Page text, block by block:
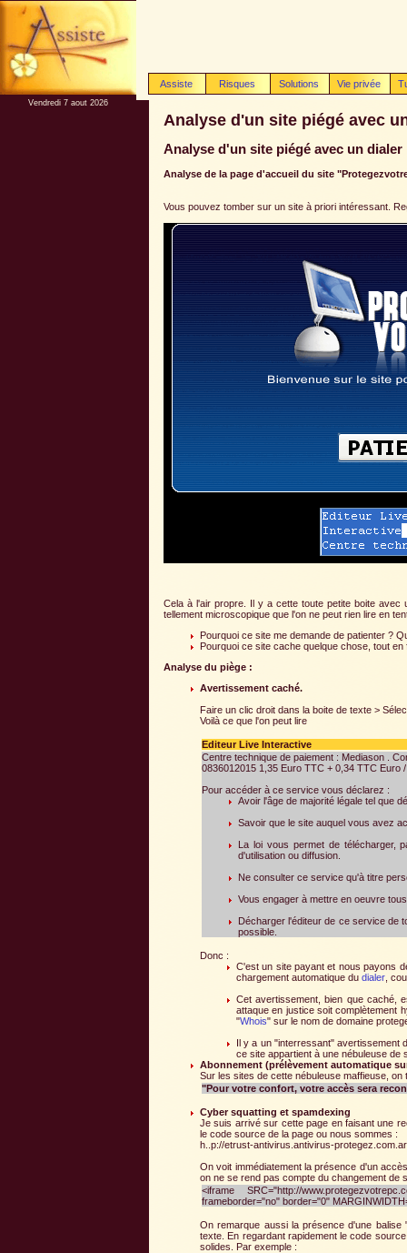
Assiste Risques Solutions Vie privée
Vendredi 7 aout 2026
Analyse d'un site piégé avec
Analyse d'un site piégé avec un
Analyse de la page d'accueil du site
Vous pouvez tomber sur un site à priori intéressant.
Cela à l'air propre. Il y a cette toute petite boite
tellement microscopique que l'on ne peut rien lire en
Pourquoi ce site me demande de patienter ?
Pourquoi ce site cache quelque chose, tout
Analyse du piège :
Avertissement caché.
Faire un clic droit dans la boite de texte >
Voilà ce que l'on peut lire
Editeur Live Interactive
Centre technique de paiement : Mediason .
0836012015 1,35 Euro TTC + 0,34 TTC Euro
Pour accéder à ce service vous déclarez :
Avoir l'âge de majorité légale tel que
Savoir que le site auquel vous avez
La loi vous permet de télécharger,
d'utilisation ou diffusion.
Ne consulter ce service qu'à titre
Vous engager à mettre en oeuvre
Décharger l'éditeur de ce service de
possible.
Donc :
C'est un site payant et nous payons
chargement automatique du dialer ,
Cet avertissement, bien que caché,
attaque en justice soit complètement
"Whois" sur le nom de domaine
Il y a un "interressant" avertissement
ce site appartient à une nébuleuse de
Abonnement (prélèvement automatique
Sur les sites de cette nébuleuse maffieuse,
"Pour votre confort, votre accès sera
Cyber squatting et spamdexing
Je suis arrivé sur cette page en faisant une
le code source de la page ou nous sommes :
h..p://etrust-antivirus.antivirus-
On voit immédiatement la présence d'un
on ne se rend pas compte du changement de
<iframe SRC="http://
frameborder="no" border="0"
On remarque aussi la présence d'une
texte. En regardant rapidement le code
solides. Par exemple :